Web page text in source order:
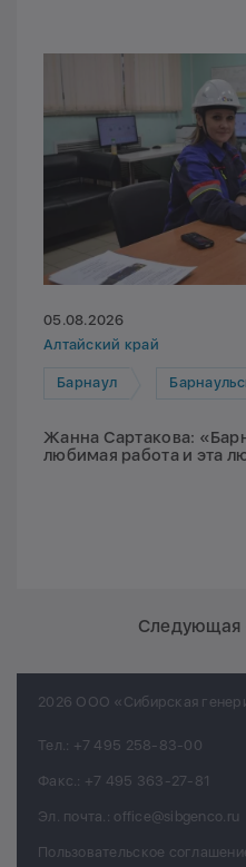
05.08.2026
Алтайский край
Барнаул
Жанна Сартакова:
любимая работа и эта
Следующая
2026 ООО «Сибирская
Тел.: +7 495 258-83-00
Факс.: +7 495 363-27-81
Эл. почта.: office@sibgenco.ru
Пользовательское